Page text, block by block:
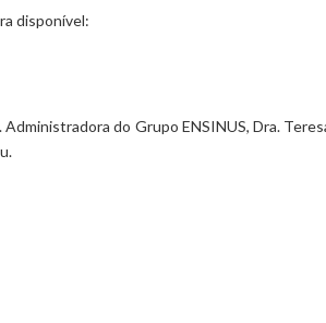
disponível:
do Grupo ENSINUS, Dra.